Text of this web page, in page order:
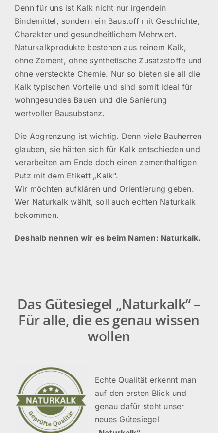
Denn für uns ist Kalk nicht nur irgendein
Bindemittel, sondern ein Baustoff mit Geschichte,
Charakter und gesundheitlichem Mehrwert.
Naturkalkprodukte bestehen aus reinem Kalk,
ohne Zement, ohne synthetische Zusatzstoffe und
ohne versteckte Chemie. Nur so bieten sie all die
Kalk typischen Vorteile und sind somit ideal für
wohngesundes Bauen und die Sanierung
wertvoller Bausubstanz.
Die Abgrenzung ist wichtig. Denn viele Bauherren
glauben, sie hätten sich für Kalk entschieden und
verarbeiten am Ende doch einen zementhaltigen
Putz mit dem Etikett „Kalk“.
Wir möchten aufklären und Orientierung geben.
Wer Naturkalk wählt, soll auch echten Naturkalk
bekommen.
Deshalb nennen wir es beim Namen: Naturkalk.
Das Gütesiegel „Naturkalk“ –
Für alle, die es genau wissen
wollen
Echte Qualität erkennt man
auf den ersten Blick und
genau dafür steht unser
neues Gütesiegel